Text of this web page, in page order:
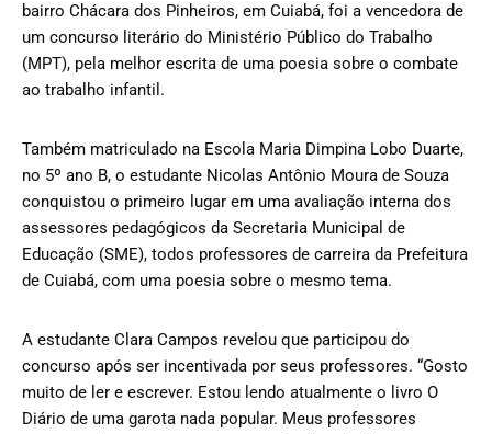
bairro Chácara dos Pinheiros, em Cuiabá, foi a vencedora de
um concurso literário do Ministério Público do Trabalho
(MPT), pela melhor escrita de uma poesia sobre o combate
ao trabalho infantil.
Também matriculado na Escola Maria Dimpina Lobo Duarte,
no 5º ano B, o estudante Nicolas Antônio Moura de Souza
conquistou o primeiro lugar em uma avaliação interna dos
assessores pedagógicos da Secretaria Municipal de
Educação (SME), todos professores de carreira da Prefeitura
de Cuiabá, com uma poesia sobre o mesmo tema.
A estudante Clara Campos revelou que participou do
concurso após ser incentivada por seus professores. “Gosto
muito de ler e escrever. Estou lendo atualmente o livro O
Diário de uma garota nada popular. Meus professores